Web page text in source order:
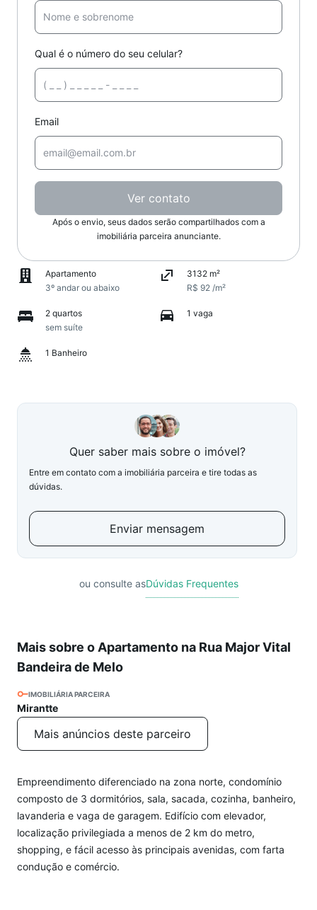
Qual é o número do seu celular?
Email
Ver contato
Após o envio, seus dados serão compartilhados com a
imobiliária parceira anunciante.
Apartamento
3º andar ou abaixo
3132 m²
R$ 92 /m²
2 quartos
sem suíte
1 vaga
1 Banheiro
Quer saber mais sobre o imóvel?
Entre em contato com a imobiliária parceira e tire todas as
dúvidas.
Enviar mensagem
ou consulte asDúvidas Frequentes
Mais sobre o Apartamento na Rua Major Vital
Bandeira de Melo
IMOBILIÁRIA PARCEIRA
Mirantte
Mais anúncios deste parceiro
Empreendimento diferenciado na zona norte, condomínio
composto de 3 dormitórios, sala, sacada, cozinha, banheiro,
lavanderia e vaga de garagem. Edifício com elevador,
localização privilegiada a menos de 2 km do metro,
shopping, e fácil acesso às principais avenidas, com farta
condução e comércio.